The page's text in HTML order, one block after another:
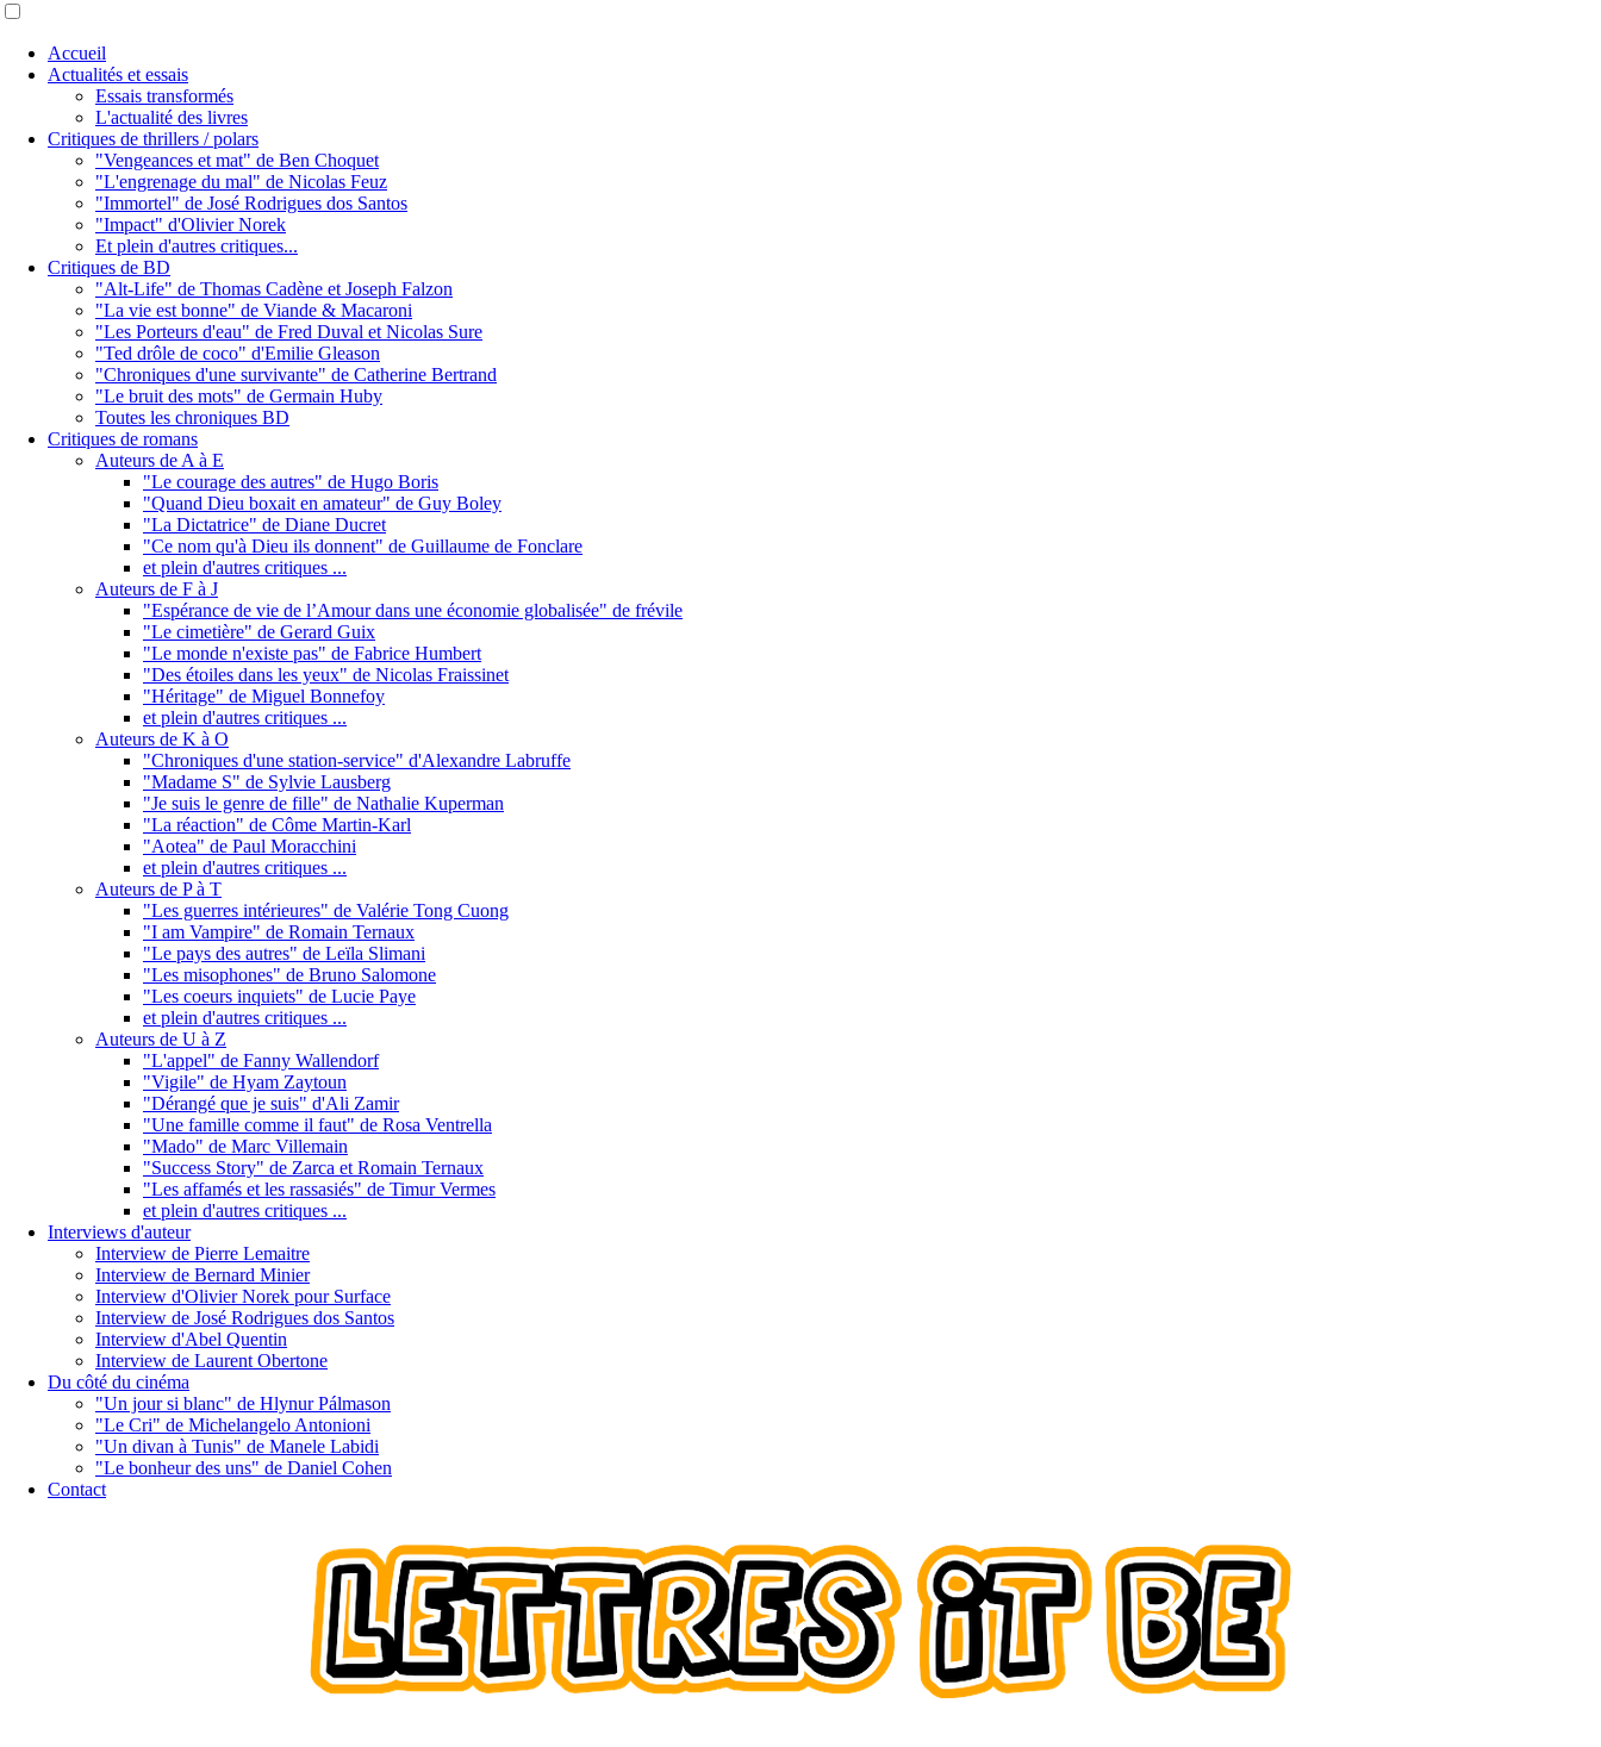
Accueil
Actualités et essais
Essais transformés
L'actualité des livres
Critiques de thrillers / polars
"Vengeances et mat" de Ben Choquet
"L'engrenage du mal" de Nicolas Feuz
"Immortel" de José Rodrigues dos Santos
"Impact" d'Olivier Norek
Et plein d'autres critiques...
Critiques de BD
"Alt-Life" de Thomas Cadène et Joseph Falzon
"La vie est bonne" de Viande & Macaroni
"Les Porteurs d'eau" de Fred Duval et Nicolas Sure
"Ted drôle de coco" d'Emilie Gleason
"Chroniques d'une survivante" de Catherine Bertrand
"Le bruit des mots" de Germain Huby
Toutes les chroniques BD
Critiques de romans
Auteurs de A à E
"Le courage des autres" de Hugo Boris
"Quand Dieu boxait en amateur" de Guy Boley
"La Dictatrice" de Diane Ducret
"Ce nom qu'à Dieu ils donnent" de Guillaume de Fonclare
et plein d'autres critiques ...
Auteurs de F à J
"Espérance de vie de l’Amour dans une économie globalisée" de frévile
"Le cimetière" de Gerard Guix
"Le monde n'existe pas" de Fabrice Humbert
"Des étoiles dans les yeux" de Nicolas Fraissinet
"Héritage" de Miguel Bonnefoy
et plein d'autres critiques ...
Auteurs de K à O
"Chroniques d'une station-service" d'Alexandre Labruffe
"Madame S" de Sylvie Lausberg
"Je suis le genre de fille" de Nathalie Kuperman
"La réaction" de Côme Martin-Karl
"Aotea" de Paul Moracchini
et plein d'autres critiques ...
Auteurs de P à T
"Les guerres intérieures" de Valérie Tong Cuong
"I am Vampire" de Romain Ternaux
"Le pays des autres" de Leïla Slimani
"Les misophones" de Bruno Salomone
"Les coeurs inquiets" de Lucie Paye
et plein d'autres critiques ...
Auteurs de U à Z
"L'appel" de Fanny Wallendorf
"Vigile" de Hyam Zaytoun
"Dérangé que je suis" d'Ali Zamir
"Une famille comme il faut" de Rosa Ventrella
"Mado" de Marc Villemain
"Success Story" de Zarca et Romain Ternaux
"Les affamés et les rassasiés" de Timur Vermes
et plein d'autres critiques ...
Interviews d'auteur
Interview de Pierre Lemaitre
Interview de Bernard Minier
Interview d'Olivier Norek pour Surface
Interview de José Rodrigues dos Santos
Interview d'Abel Quentin
Interview de Laurent Obertone
Du côté du cinéma
"Un jour si blanc" de Hlynur Pálmason
"Le Cri" de Michelangelo Antonioni
"Un divan à Tunis" de Manele Labidi
"Le bonheur des uns" de Daniel Cohen
Contact